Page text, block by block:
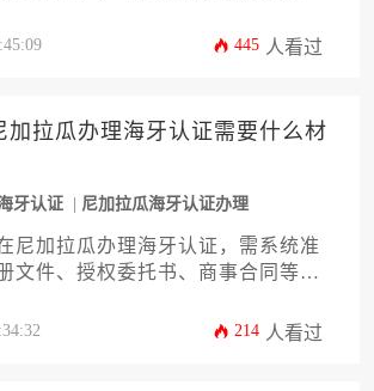
准规划成本与周期，高效完成尼加
445 人看过
加拉瓜办理海牙认证需要什么材
牙认证 尼加拉瓜海牙认证办理
尼加拉瓜办理海牙认证，需系统准
文件、授权委托书、商事合同等在
意事项及常见问题应对策略，帮助
214 人看过